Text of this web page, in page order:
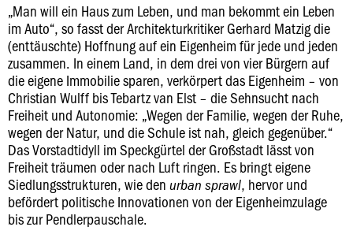
„Man will ein Haus zum Leben, und man bekommt ein Leben
im Auto“, so fasst der Architekturkritiker Gerhard Matzig die
(enttäuschte) Hoffnung auf ein Eigenheim für jede und jeden
zusammen. In einem Land, in dem drei von vier Bürgern auf
die eigene Immobilie sparen, verkörpert das Eigenheim – von
Christian Wulff bis Tebartz van Elst – die Sehnsucht nach
Freiheit und Autonomie: „Wegen der Familie, wegen der Ruhe,
wegen der Natur, und die Schule ist nah, gleich gegenüber.“
Das Vorstadtidyll im Speckgürtel der Großstadt lässt von
Freiheit träumen oder nach Luft ringen. Es bringt eigene
Siedlungsstrukturen, wie den urban sprawl, hervor und
befördert politische Innovationen von der Eigenheimzulage
bis zur Pendlerpauschale.